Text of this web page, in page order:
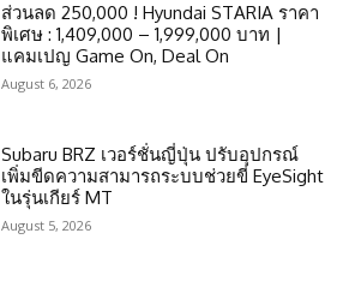
ส่วนลด 250,000 ! Hyundai STARIA ราคา
พิเศษ : 1,409,000 – 1,999,000 บาท |
แคมเปญ Game On, Deal On
August 6, 2026
Subaru BRZ เวอร์ชั่นญี่ปุ่น ปรับอุปกรณ์
เพิ่มขีดความสามารถระบบช่วยขี่ EyeSight
ในรุ่นเกียร์ MT
August 5, 2026